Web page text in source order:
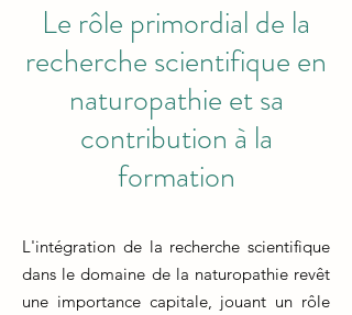
Le rôle primordial de la
recherche scientifique en
naturopathie et sa
contribution à la
formation
L'intégration de la recherche scientifique
dans le domaine de la naturopathie revêt
une importance capitale, jouant un rôle